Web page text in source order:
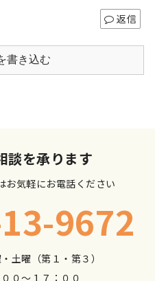
返信
書き込む
談を承ります
お気軽にお電話ください
9672
土曜（第１・第３）
０～１７：００